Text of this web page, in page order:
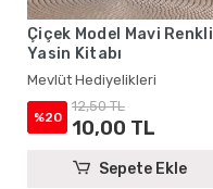
Çiçek Model Mavi Renkli
Yasin Kitabı
Mevlüt Hediyelikleri
%20
12,50 TL
10,00 TL
Sepete Ekle